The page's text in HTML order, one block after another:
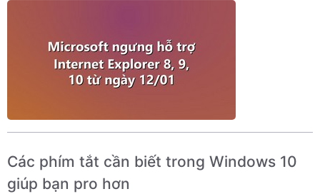
Các phím tắt cần biết trong Windows 10
giúp bạn pro hơn